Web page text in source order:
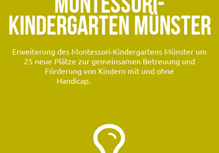
KINDERGARTEN MÜNSTER
Erweiterung des Montessori-Kindergartens Münster um
25 neue Plätze zur gemeinsamen Betreuung und
Förderung von Kindern mit und ohne
Handicap.